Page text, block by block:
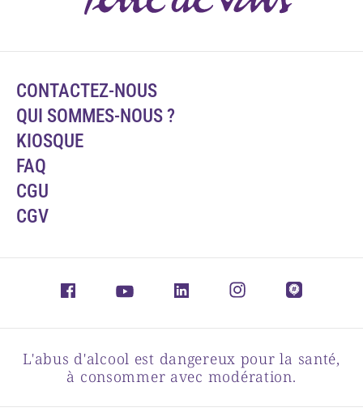
CONTACTEZ-NOUS
QUI SOMMES-NOUS ?
KIOSQUE
FAQ
CGU
CGV
L'abus d'alcool est dangereux pour la santé,
à consommer avec modération.